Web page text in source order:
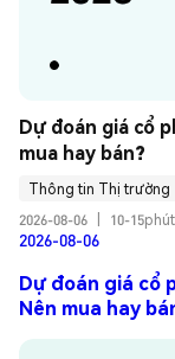
Dự đoán giá cổ
mua hay bán?
Thông tin Thị trường
2026-08-06
10-15phút
2026-08-06
Dự đoán giá cổ
Nên mua hay